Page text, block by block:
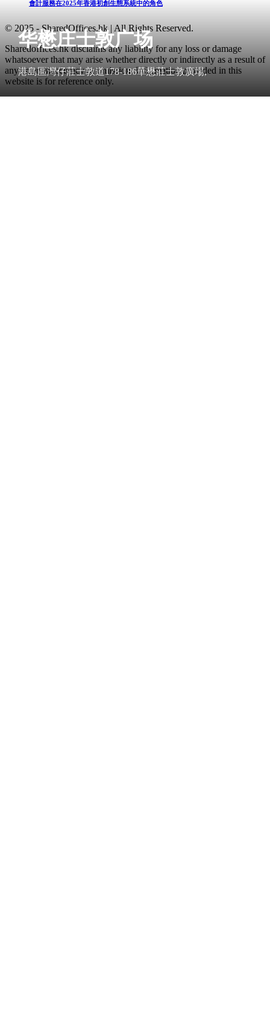
华懋庄士敦广场
港島區灣仔莊士敦道178-186華懋莊士敦廣場,
會計服務在2025年香港初創生態系統中的角色
© 2025 - SharedOffices.hk | All Rights Reserved.
Sharedoffices.hk disclaims any liability for any loss or damage
whatsoever that may arise whether directly or indirectly as a result of
any error, inaccuracy or omission. Information provided in this
website is for reference only.